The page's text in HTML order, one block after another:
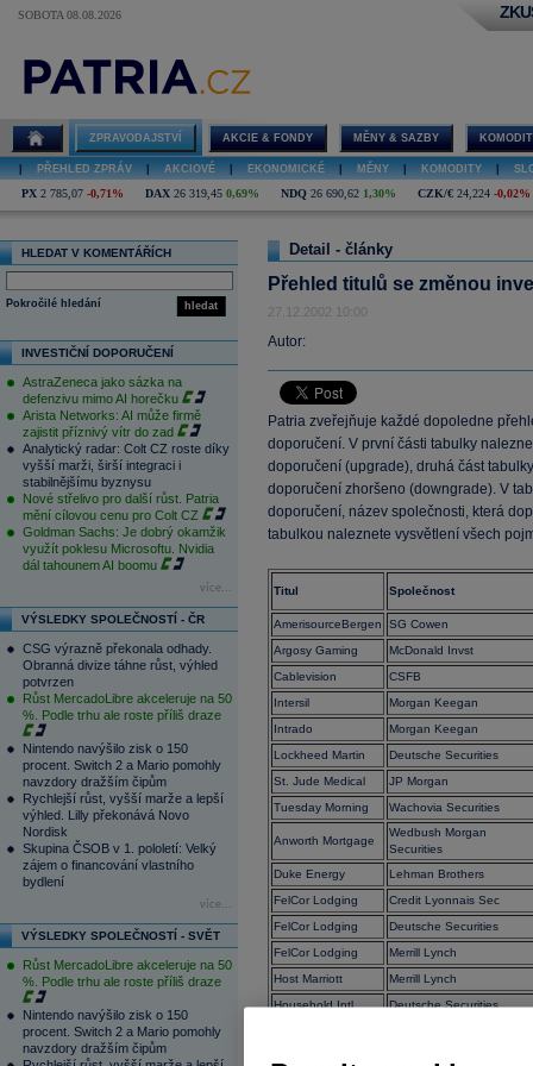
SOBOTA 08.08.2026
ZPRAVODAJSTVÍ AKCIE & FONDY MĚNY & SAZBY
PŘEHLED ZPRÁV AKCIOVÉ EKONOMICKÉ MĚNY KOMODITY
PX 2 785,07 -0,71% DAX 26 319,45 0,69% NDQ 26 690,62 1,30% CZK/€ 24,224 -0,02%
HLEDAT V KOMENTÁŘÍCH
hledat
Pokročilé hledání
INVESTIČNÍ DOPORUČENÍ
AstraZeneca jako sázka na
defenzivu mimo AI horečku
Arista Networks: AI může firmě
zajistit příznivý vítr do zad
Analytický radar: Colt CZ roste díky
vyšší marži, širší integraci i
stabilnějšímu byznysu
Nové střelivo pro další růst. Patria
mění cílovou cenu pro Colt CZ
Goldman Sachs: Je dobrý okamžik
využít poklesu Microsoftu. Nvidia
dál tahounem AI boomu
více...
VÝSLEDKY SPOLEČNOSTÍ - ČR
CSG výrazně překonala odhady.
Obranná divize táhne růst, výhled
potvrzen
Růst MercadoLibre akceleruje na 50
%. Podle trhu ale roste příliš draze
Nintendo navýšilo zisk o 150
procent. Switch 2 a Mario pomohly
navzdory dražším čipům
Rychlejší růst, vyšší marže a lepší
výhled. Lilly překonává Novo
Nordisk
Skupina ČSOB v 1. pololetí: Velký
zájem o financování vlastního
bydlení
více...
VÝSLEDKY SPOLEČNOSTÍ - SVĚT
Růst MercadoLibre akceleruje na 50
%. Podle trhu ale roste příliš draze
Nintendo navýšilo zisk o 150
procent. Switch 2 a Mario pomohly
navzdory dražším čipům
Detail - články
Přehled titulů se změnou
27.12.2002 10:00
Autor:
Patria zveřejňuje každé dopoledne
doporučení. V první části tabulky
doporučení (upgrade), druhá část
doporučení zhoršeno (downgrade). V
doporučení, název společnosti, která
tabulkou naleznete vysvětlení všech
Titul Společnost
AmerisourceBergen
SG Cowen
Argosy Gaming
McDonald Invst
Cablevision
CSFB
Intersil
Morgan Keegan
Intrado
Morgan Keegan
Lockheed Martin
Deutsche Securities
St. Jude Medical
JP Morgan
Tuesday Morning
Wachovia Securities
Anworth Mortgage
Wedbush Morgan
Securities
Duke Energy
Lehman Brothers
FelCor Lodging
Credit Lyonnais Sec
FelCor Lodging
Deutsche Securities
FelCor Lodging
Merrill Lynch
Host Marriott
Merrill Lynch
Household Intl
Deutsche Securities